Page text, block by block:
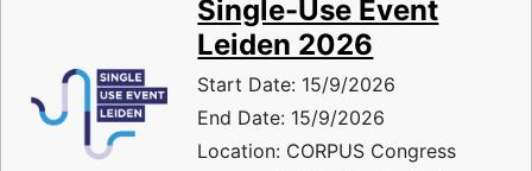
Single-Use Event
Leiden 2026
Start Date: 15/9/2026
End Date: 15/9/2026
Location: CORPUS Congress